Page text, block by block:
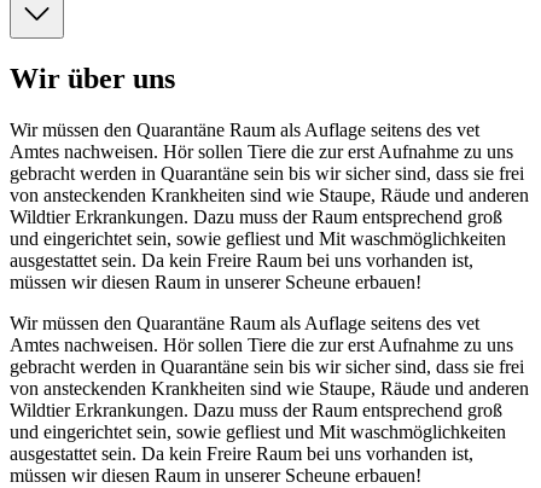
Wir über uns
Wir müssen den Quarantäne Raum als Auflage seitens des vet
Amtes nachweisen. Hör sollen Tiere die zur erst Aufnahme zu uns
gebracht werden in Quarantäne sein bis wir sicher sind, dass sie frei
von ansteckenden Krankheiten sind wie Staupe, Räude und anderen
Wildtier Erkrankungen. Dazu muss der Raum entsprechend groß
und eingerichtet sein, sowie gefliest und Mit waschmöglichkeiten
ausgestattet sein. Da kein Freire Raum bei uns vorhanden ist,
müssen wir diesen Raum in unserer Scheune erbauen!
Wir müssen den Quarantäne Raum als Auflage seitens des vet
Amtes nachweisen. Hör sollen Tiere die zur erst Aufnahme zu uns
gebracht werden in Quarantäne sein bis wir sicher sind, dass sie frei
von ansteckenden Krankheiten sind wie Staupe, Räude und anderen
Wildtier Erkrankungen. Dazu muss der Raum entsprechend groß
und eingerichtet sein, sowie gefliest und Mit waschmöglichkeiten
ausgestattet sein. Da kein Freire Raum bei uns vorhanden ist,
müssen wir diesen Raum in unserer Scheune erbauen!